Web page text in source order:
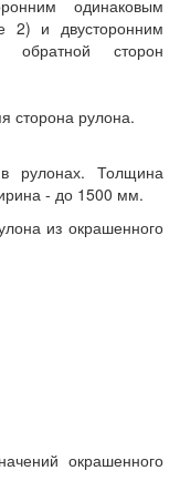
одинаковым
2) и двусторонним
сторон
сторона рулона.
рулонах. Толщина
- до 1500 мм.
из окрашенного
окрашенного